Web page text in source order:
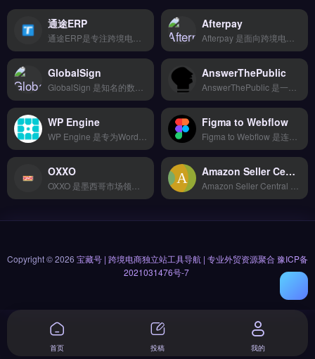
通途ERP Afterpay
GlobalSign AnswerThePublic
WP Engine Figma to Webflow
OXXO Amazon Seller Central PL
Copyright © 2026 宝藏号 | 跨境电商独立站工具导航 | 专业外贸资源聚合豫ICP备
2021031476号-7
首页 投稿 我的